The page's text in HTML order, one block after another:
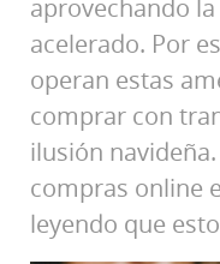
aprovechando
acelerado. Por
operan estas
comprar con
ilusión
compras online
leyendo que